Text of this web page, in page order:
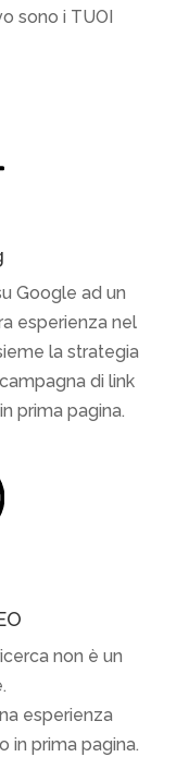
sono i TUOI
Google ad un
esperienza nel
la strategia
di link
prima pagina.
non è un
esperienza
in prima pagina.